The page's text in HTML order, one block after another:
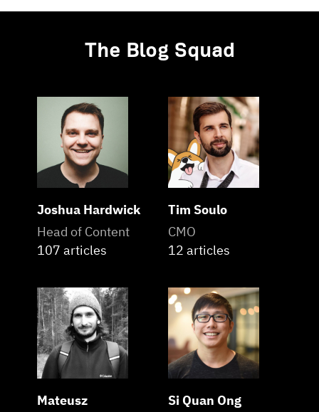
The Blog Squad
Joshua Hardwick
Head of Content
107 articles
Tim Soulo
CMO
12 articles
Mateusz
Si Quan Ong